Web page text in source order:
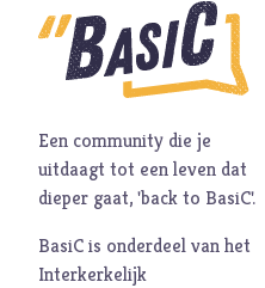
Moed
Oorlog
Pinksteren
Politiek
Porno
Een community die je
uitdaagt tot een leven dat
dieper gaat, 'back to BasiC'.
BasiC is onderdeel van het
Interkerkelijk